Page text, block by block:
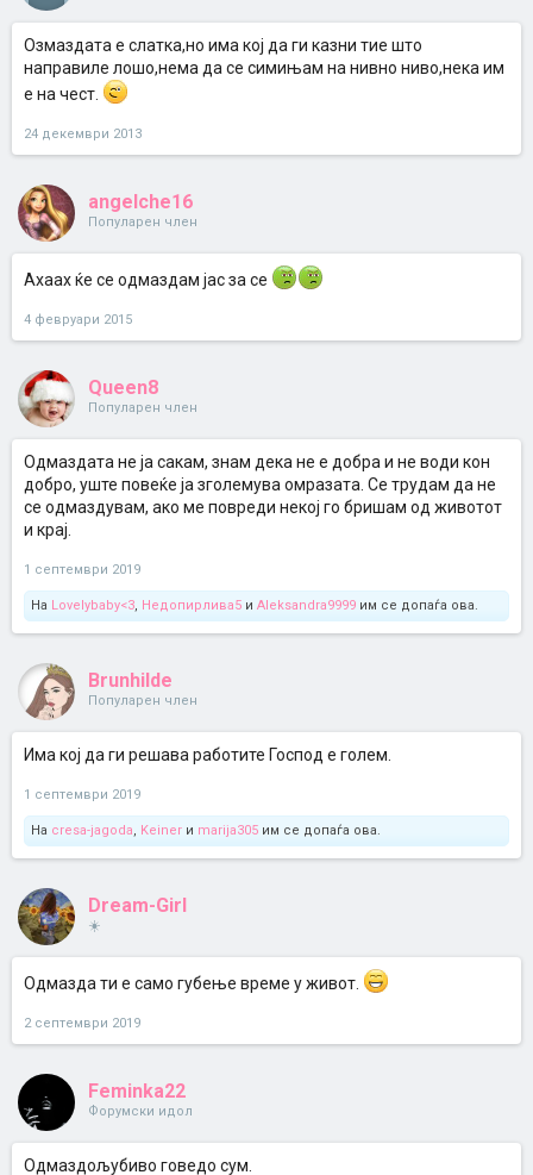
Озмаздата е слатка,но има кој да ги казни тие што
направиле лошо,нема да се симињам на нивно ниво,нека им
е на чест.
24 декември 2013
angelche16
Популарен член
Ахаах ќе се одмаздам јас за се
4 февруари 2015
Queen8
Популарен член
Одмаздата не ја сакам, знам дека не е добра и не води кон
добро, уште повеќе ја зголемува омразата. Се трудам да не
се одмаздувам, ако ме повреди некој го бришам од животот
и крај.
1 септември 2019
На Lovelybaby<3, Недопирлива5 и Aleksandra9999 им се допаѓа ова.
Brunhilde
Популарен член
Има кој да ги решава работите Господ е голем.
1 септември 2019
На cresa-jagoda, Keiner и marija305 им се допаѓа ова.
Dream-Girl
☀️
Одмазда ти е само губење време у живот.
2 септември 2019
Feminka22
Форумски идол
Одмаздољубиво говедо сум.